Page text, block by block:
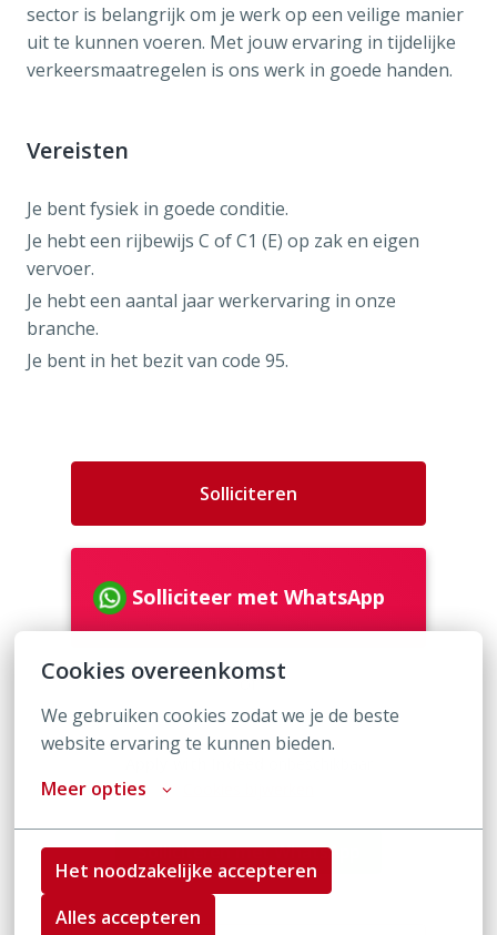
Cookies overeenkomst
We gebruiken cookies zodat we je de beste
website ervaring te kunnen bieden.
Meer opties
Het noodzakelijke accepteren
Alles accepteren
sector is belangrijk om je werk op een veilige manier
uit te kunnen voeren. Met jouw ervaring in tijdelijke
verkeersmaatregelen is ons werk in goede handen.
Vereisten
Je bent fysiek in goede conditie.
Je hebt een rijbewijs C of C1 (E) op zak en eigen
vervoer.
Je hebt een aantal jaar werkervaring in onze
branche.
Je bent in het bezit van code 95.
Solliciteren
Solliciteer met WhatsApp
of
Solliciteren met WhatsApp